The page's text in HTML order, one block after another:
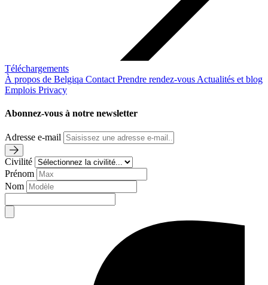
Téléchargements
À propos de Belgiqa Contact Prendre rendez-vous Actualités et blog
Emplois Privacy
Abonnez-vous à notre newsletter
Adresse e-mail
Civilité
Prénom
Nom